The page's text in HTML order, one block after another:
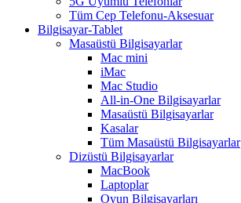
Tüm Cep Telefonu-Aksesuar
Bilgisayar-Tablet
Masaüstü Bilgisayarlar
Mac mini
iMac
Mac Studio
All-in-One Bilgisayarlar
Masaüstü Bilgisayarlar
Kasalar
Tüm Masaüstü Bilgisayarlar
Dizüstü Bilgisayarlar
MacBook
Laptoplar
Oyun Bilgisayarları